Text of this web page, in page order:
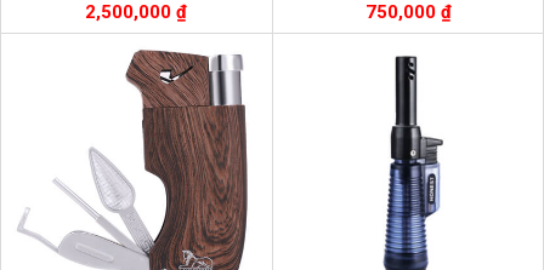
2,500,000 ₫
750,000 ₫